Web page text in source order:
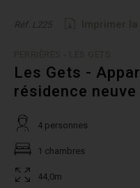
Réf. L225
Les Gets -
résidence neuve
4 personnes
1 chambres
44,0m